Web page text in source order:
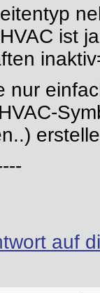
ist
nur
auf